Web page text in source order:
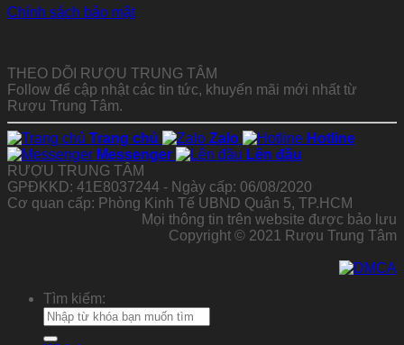
Chính sách bảo mật
THEO DÕI RƯỢU TRUNG TÂM
Follow để cập nhật các tin tức, khuyến mãi mới nhất từ
Rượu Trung Tâm.
Trang chủ Zalo
Hotline
Messenger
Lên đầu
RƯỢU TRUNG TÂM
GPĐKKD: 41E8037244 - Ngày cấp: 06/08/2020
Cơ quan cấp: Phòng Kinh Tế UBND Quận 5, TP.HCM
Mọi thông tin trên website được bảo lưu
Copyright © 2021 Rượu Trung Tâm
Tìm kiếm: